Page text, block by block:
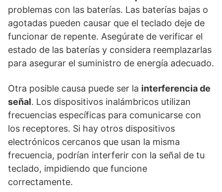
problemas con las baterías. Las baterías bajas o
agotadas pueden causar que el teclado deje de
funcionar de repente. Asegúrate de verificar el
estado de las baterías y considera reemplazarlas
para asegurar el suministro de energía adecuado.
Otra posible causa puede ser la interferencia de
señal. Los dispositivos inalámbricos utilizan
frecuencias específicas para comunicarse con
los receptores. Si hay otros dispositivos
electrónicos cercanos que usan la misma
frecuencia, podrían interferir con la señal de tu
teclado, impidiendo que funcione
correctamente.